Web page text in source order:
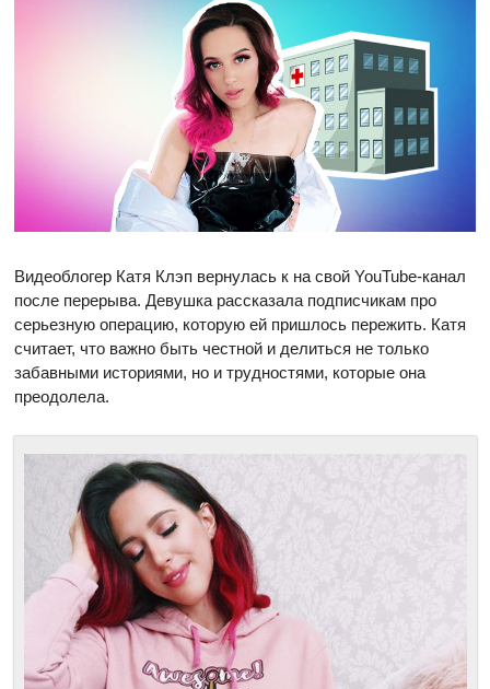
Видеоблогер Катя Клэп вернулась к на свой YouTube-канал
после перерыва. Девушка рассказала подписчикам про
серьезную операцию, которую ей пришлось пережить. Катя
считает, что важно быть честной и делиться не только
забавными историями, но и трудностями, которые она
преодолела.